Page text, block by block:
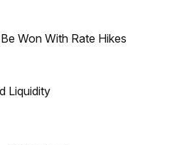
Won With Rate Hikes
Liquidity